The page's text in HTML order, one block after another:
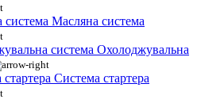
Масляна система
Охолоджувальна
Система стартера